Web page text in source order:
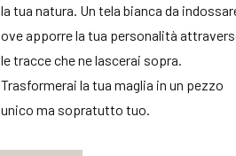
la tua natura. Un tela bianca da
ove apporre la tua personalità
le tracce che ne lascerai sopra.
Trasformerai la tua maglia in un pezzo
unico ma sopratutto tuo.